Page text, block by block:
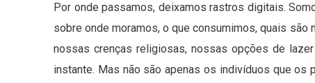
Por onde passamos, deixamos rastros digitais.
sobre onde moramos, o que consumimos, quais
nossas crenças religiosas, nossas opções de
instante. Mas não são apenas os indivíduos que os